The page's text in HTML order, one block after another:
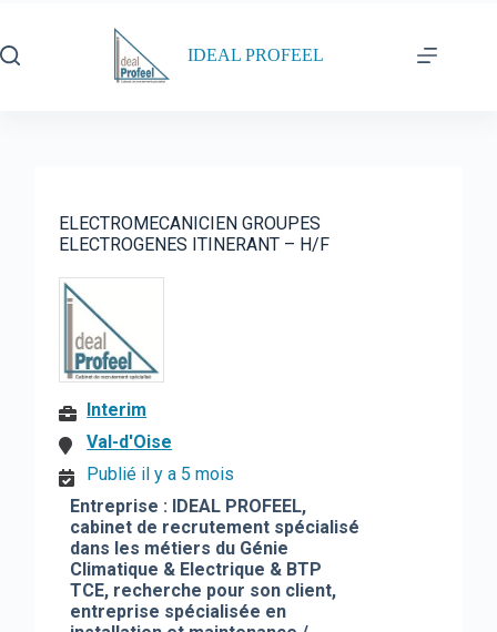
contenu
IDEAL PROFEEL
ELECTROMECANICIEN GROUPES
ELECTROGENES ITINERANT – H/F
Interim
Val-d'Oise
Publié il y a 5 mois
Entreprise : IDEAL PROFEEL,
cabinet de recrutement spécialisé
dans les métiers du Génie
Climatique & Electrique & BTP
TCE, recherche pour son client,
entreprise spécialisée en